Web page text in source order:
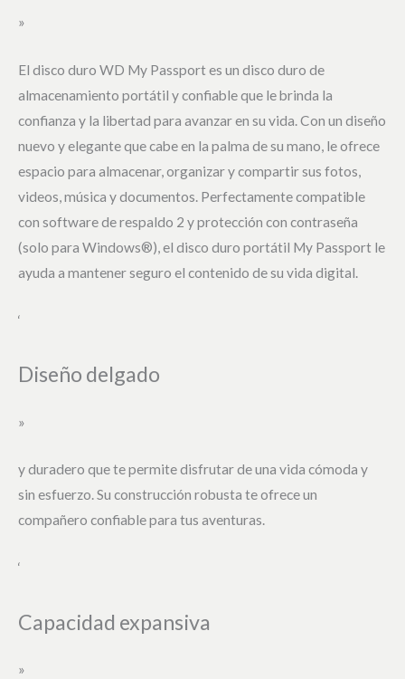
»
El disco duro WD My Passport es un disco duro de
almacenamiento portátil y confiable que le brinda la
confianza y la libertad para avanzar en su vida. Con un diseño
nuevo y elegante que cabe en la palma de su mano, le ofrece
espacio para almacenar, organizar y compartir sus fotos,
videos, música y documentos. Perfectamente compatible
con software de respaldo 2 y protección con contraseña
(solo para Windows®), el disco duro portátil My Passport le
ayuda a mantener seguro el contenido de su vida digital.
‘
Diseño delgado
»
y duradero que te permite disfrutar de una vida cómoda y
sin esfuerzo. Su construcción robusta te ofrece un
compañero confiable para tus aventuras.
‘
Capacidad expansiva
»